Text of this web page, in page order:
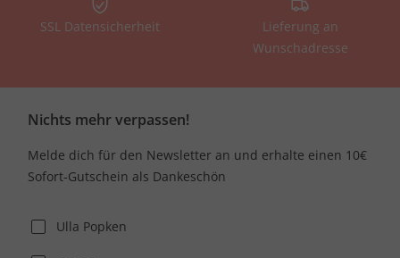
SSL Datensicherheit
Lieferung an
Wunschadresse
Nichts mehr verpassen!
Melde dich für den Newsletter an und erhalte einen 10€
Sofort-Gutschein als Dankeschön
Ulla Popken